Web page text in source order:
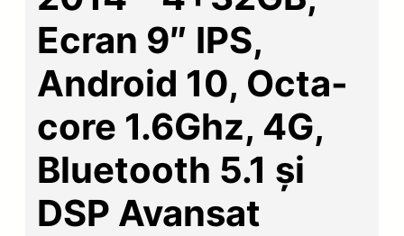
Ecran 9″ IPS,
Android 10, Octa-
core 1.6Ghz, 4G,
Bluetooth 5.1 și
DSP Avansat